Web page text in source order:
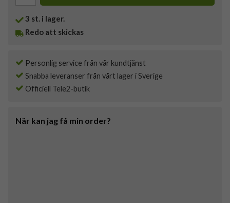
3 st. i lager.
Redo att skickas
Personlig service från vår kundtjänst
Snabba leveranser från vårt lager i Sverige
Officiell Tele2-butik
När kan jag få min order?